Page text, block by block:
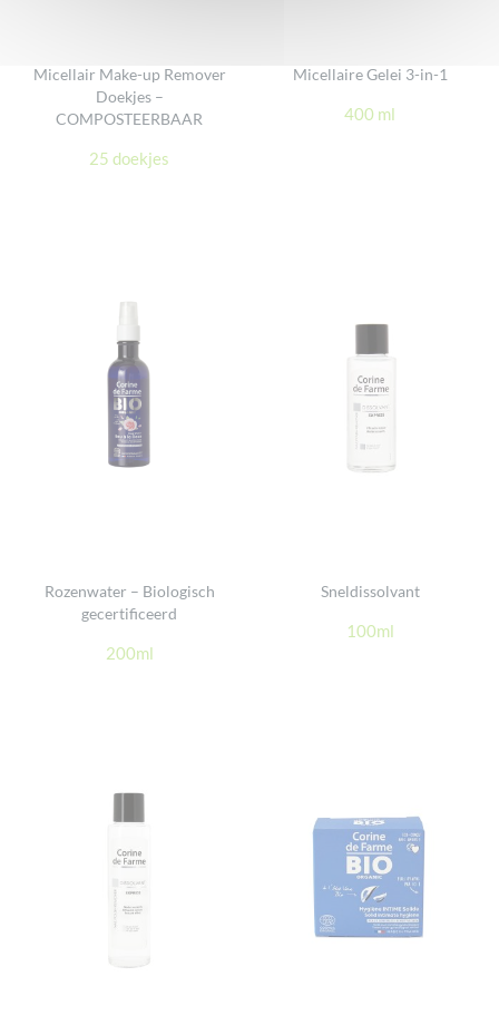
Micellair Make-up Remover
Doekjes –
COMPOSTEERBAAR
25 doekjes
Micellaire Gelei 3-in-1
400 ml
Rozenwater – Biologisch
gecertificeerd
200ml
Sneldissolvant
100ml